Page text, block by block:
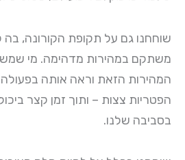
שוחחנו גם על תקופת הקורונה,
משתקם במהירות מדהימה. מי
המהירות הזאת וראה אותה
הפטריות צצות – ותוך זמן קצר
בסביבה שלנו.